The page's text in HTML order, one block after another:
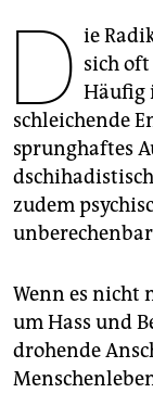
epaper login
D ie
sich
Häufig
schleichende
sprunghaftes
zudem
Wenn es nicht
um Hass und
drohende